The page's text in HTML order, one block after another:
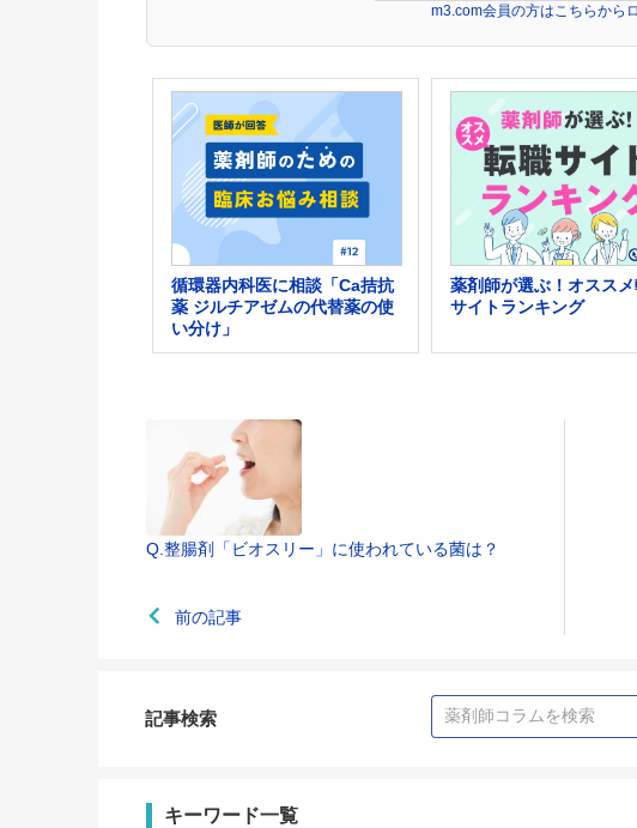
m3.com会員の方はこちらから
循環器内科医に相談「Ca拮抗
薬 ジルチアゼムの代替薬の使
い分け」
薬剤師が選ぶ！オスス
サイトランキング
Q.整腸剤「ビオスリー」に使われている菌は？
前の記事
記事検索
キーワード一覧